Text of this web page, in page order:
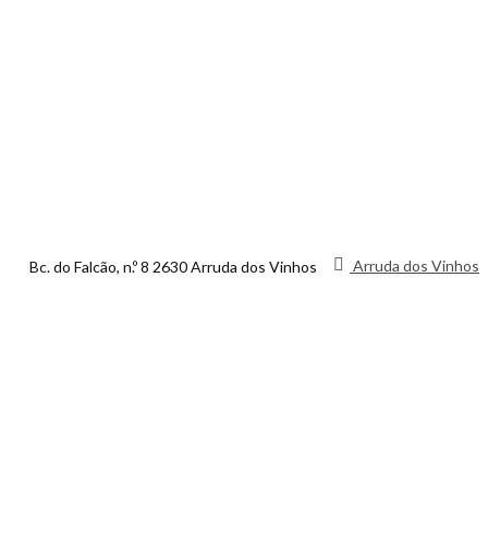
Arruda dos Vinhos
Bc. do Falcão, n.º 8 2630 Arruda dos Vinhos